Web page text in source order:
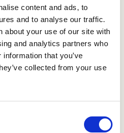
content and ads, to
and to analyse our traffic.
about your use of our site with
and analytics partners who
that you’ve
collected from your use
Hur